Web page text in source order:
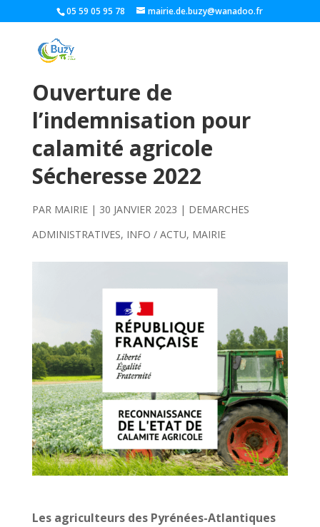
05 59 05 95 78 mairie.de.buzy@wanadoo.fr
Ouverture de
l’indemnisation pour
calamité agricole
Sécheresse 2022
PAR MAIRIE| 30 JANVIER 2023 | DEMARCHES
ADMINISTRATIVES, INFO / ACTU, MAIRIE
Les agriculteurs des Pyrénées-Atlantiques